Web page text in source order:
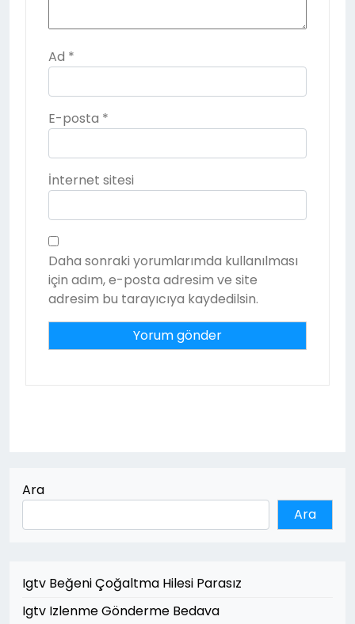
Ad *
E-posta *
İnternet sitesi
Daha sonraki yorumlarımda kullanılması
için adım, e-posta adresim ve site
adresim bu tarayıcıya kaydedilsin.
Ara
Ara
Igtv Beğeni Çoğaltma Hilesi Parasız
Igtv Izlenme Gönderme Bedava